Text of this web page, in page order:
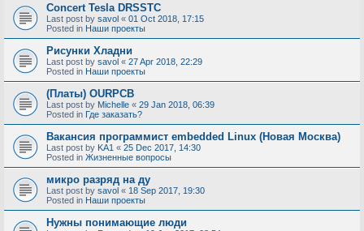
Concert Tesla DRSSTC
Last post by savol « 01 Oct 2018, 17:15
Posted in Наши проекты
Рисунки Хладни
Last post by savol « 27 Apr 2018, 22:29
Posted in Наши проекты
(Платы) OURPCB
Last post by Michelle « 29 Jan 2018, 06:39
Posted in Где заказать?
Вакансия программист embedded Linux (Новая Москва)
Last post by KA1 « 25 Dec 2017, 14:30
Posted in Жизненные вопросы
микро разряд на ду
Last post by savol « 18 Sep 2017, 19:30
Posted in Наши проекты
Нужны понимающие люди